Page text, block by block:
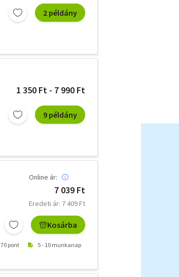
2 példány
1 350 Ft - 7 990 Ft
9 példány
Online ár:
7 039 Ft
Eredeti ár: 7 409 Ft
Kosárba
70 pont 5 - 10 munkanap